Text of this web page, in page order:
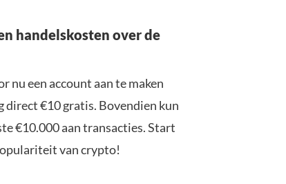
handelskosten over de
nu een account aan te maken
direct €10 gratis. Bovendien kun
€10.000 aan transacties. Start
van crypto!